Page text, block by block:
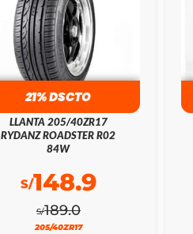
21% DSCTO
LLANTA 205/40ZR17
RYDANZ ROADSTER R02
84W
S/189.0
S/148.9
205/40ZR17